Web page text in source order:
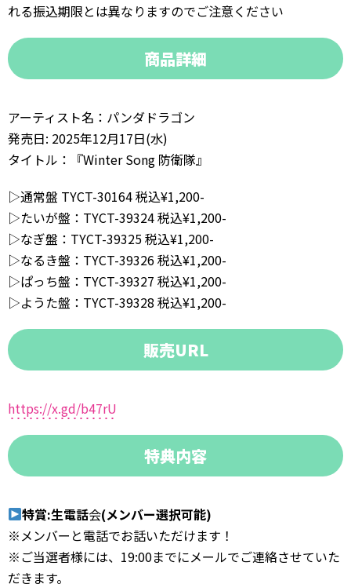
れる振込期限とは異なりますのでご注意ください
商品詳細
アーティスト名：パンダドラゴン
発売日: 2025年12月17日(水)
タイトル：『Winter Song 防衛隊』
▷通常盤 TYCT-30164 税込¥1,200-
▷たいが盤：TYCT-39324 税込¥1,200-
▷なぎ盤：TYCT-39325 税込¥1,200-
▷なるき盤：TYCT-39326 税込¥1,200-
▷ぱっち盤：TYCT-39327 税込¥1,200-
▷ようた盤：TYCT-39328 税込¥1,200-
販売URL
https://x.gd/b47rU
特典内容
特賞:生電話会(メンバー選択可能)
※メンバーと電話でお話いただけます！
※ご当選者様には、19:00までにメールでご連絡させていた
だきます。